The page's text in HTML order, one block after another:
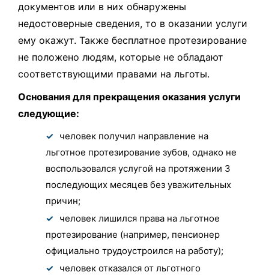
документов или в них обнаружены
недостоверные сведения, то в оказании услуги
ему окажут. Также бесплатное протезирование
не положено людям, которые не обладают
соответствующими правами на льготы.
Основания для прекращения оказания услуги
следующие:
человек получил направление на
льготное протезирование зубов, однако не
воспользовался услугой на протяжении 3
последующих месяцев без уважительных
причин;
человек лишился права на льготное
протезирование (например, пенсионер
официально трудоустроился на работу);
человек отказался от льготного